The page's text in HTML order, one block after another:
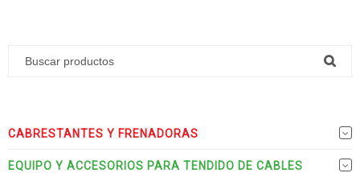
CABRESTANTES Y FRENADORAS
EQUIPO Y ACCESORIOS PARA TENDIDO DE CABLES